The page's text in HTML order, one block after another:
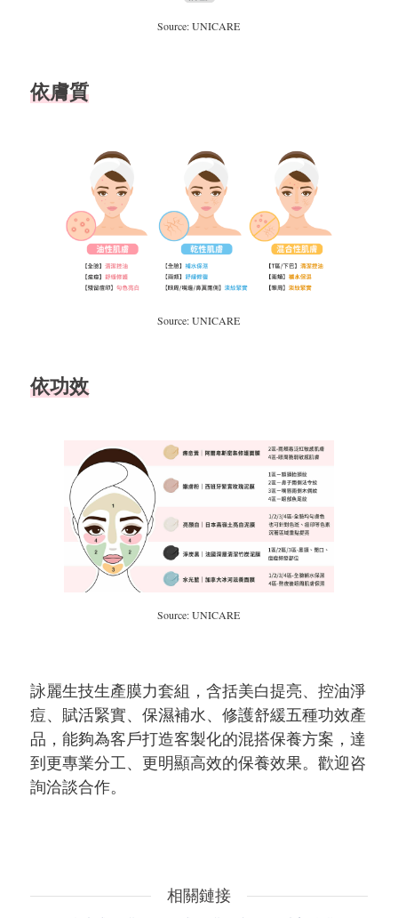
Source: UNICARE
依膚質
Source: UNICARE
依功效
Source: UNICARE
詠麗生技生產膜力套組，含括美白提亮、控油淨
痘、賦活緊實、保濕補水、修護舒緩五種功效產
品，能夠為客戶打造客製化的混搭保養方案，達
到更專業分工、更明顯高效的保養效果。歡迎咨
詢洽談合作。
相關鏈接